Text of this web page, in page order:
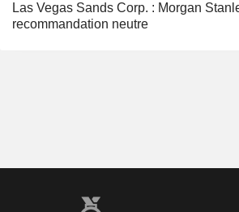
Las Vegas Sands Corp. : Morgan
recommandation neutre